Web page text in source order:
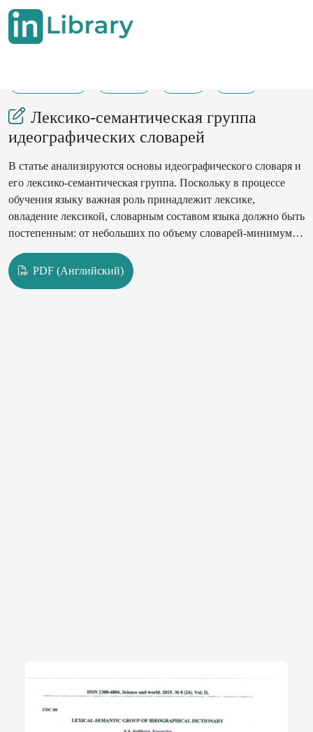
Лексико-семантическая группа
идеографических словарей
В статье анализируются основы идеографического словаря и
его лексико-семантическая группа. Поскольку в процессе
обучения языку важная роль принадлежит лексике,
овладение лексикой, словарным составом языка должно быть
постепенным: от небольших по объему словарей-минимумов
PDF (Английский)